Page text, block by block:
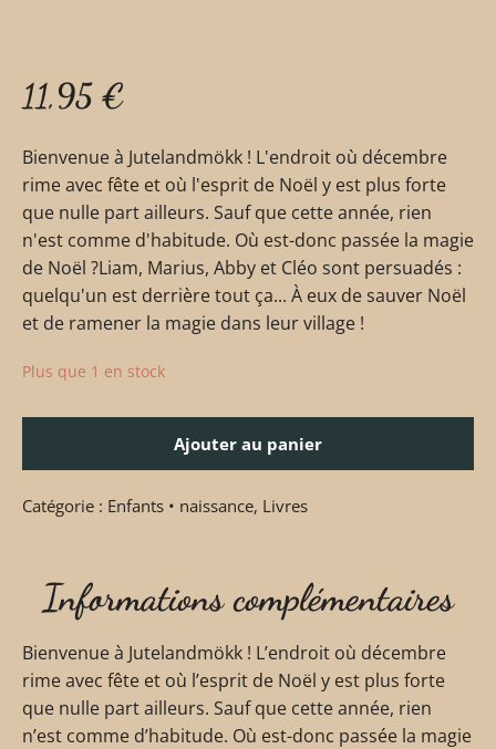
11,95 €
Bienvenue à Jutelandmökk ! L'endroit où décembre
rime avec fête et où l'esprit de Noël y est plus forte
que nulle part ailleurs. Sauf que cette année, rien
n'est comme d'habitude. Où est-donc passée la magie
de Noël ?Liam, Marius, Abby et Cléo sont persuadés :
quelqu'un est derrière tout ça... À eux de sauver Noël
et de ramener la magie dans leur village !
Plus que 1 en stock
Ajouter au panier
Catégorie : Enfants • naissance, Livres
Informations complémentaires
Bienvenue à Jutelandmökk ! L’endroit où décembre
rime avec fête et où l’esprit de Noël y est plus forte
que nulle part ailleurs. Sauf que cette année, rien
n’est comme d’habitude. Où est-donc passée la magie